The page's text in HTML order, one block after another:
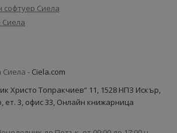
софтуер Сиела
Сиела
- Ciela.com
Христо Топракчиев“ 11, 1528 НПЗ Искър,
ет. 3, офис 33, Онлайн книжарница